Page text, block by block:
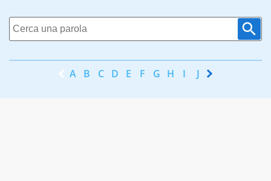
A B C D E F G H I J K